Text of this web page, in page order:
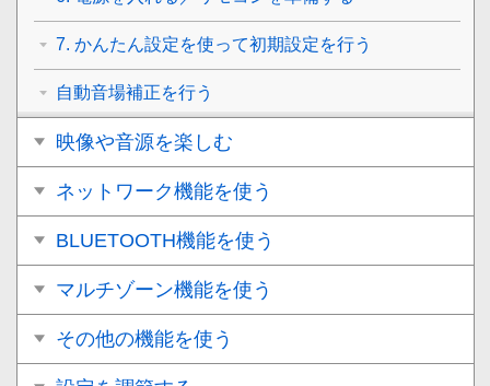
7. かんたん設定を使って初期設定を行う
自動音場補正を行う
映像や音源を楽しむ
ネットワーク機能を使う
BLUETOOTH機能を使う
マルチゾーン機能を使う
その他の機能を使う